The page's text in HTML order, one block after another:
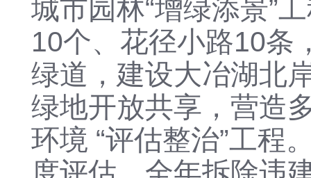
城市园林“增绿添景”
10个、花径小路10条
绿道，建设大冶湖北
绿地开放共享，营造
环境 “评估整治”工程